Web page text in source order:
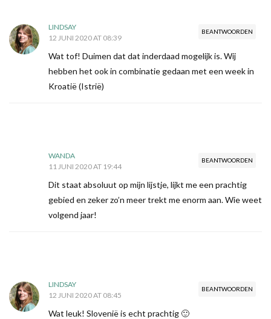
BEANTWOORDEN
LINDSAY
12 JUNI 2020 AT 08:39
Wat tof! Duimen dat dat inderdaad mogelijk is. Wij
hebben het ook in combinatie gedaan met een week in
Kroatië (Istrië)
BEANTWOORDEN
WANDA
11 JUNI 2020 AT 19:44
Dit staat absoluut op mijn lijstje, lijkt me een prachtig
gebied en zeker zo’n meer trekt me enorm aan. Wie weet
volgend jaar!
BEANTWOORDEN
LINDSAY
12 JUNI 2020 AT 08:45
Wat leuk! Slovenië is echt prachtig 🙂